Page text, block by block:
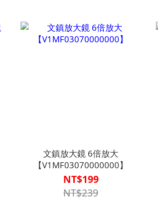
文鎮放大鏡 6倍放大
【V1MF03070000000】
NT$199
NT$239